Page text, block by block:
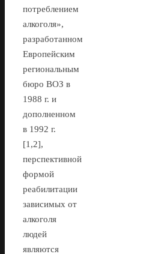
потреблением
алкоголя»,
разработанном
Европейским
региональным
бюро ВОЗ в
1988 г. и
дополненном
в 1992 г.
[1,2],
перспективной
формой
реабилитации
зависимых от
алкоголя
людей
являются